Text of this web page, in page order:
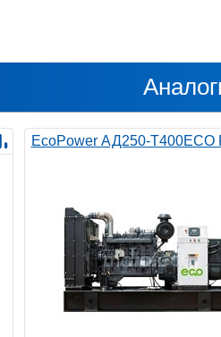
EcoPower АД250-T400ECO